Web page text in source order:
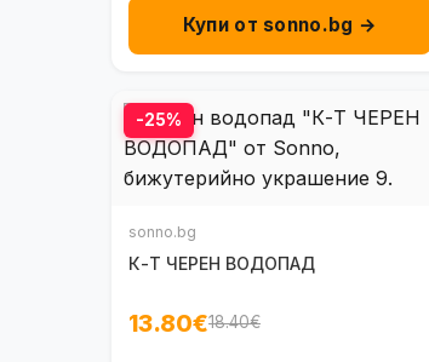
Купи от sonno.bg →
-25%
sonno.bg
К-Т ЧЕРЕН ВОДОПАД
13.80€18.40€